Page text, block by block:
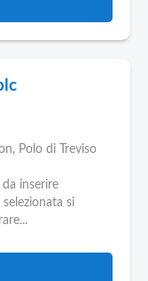
Polo di Treviso
da inserire
selezionata si